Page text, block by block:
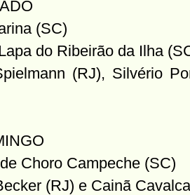
(SC)
do Ribeirão da Ilha
(RJ), Silvério
Choro Campeche (SC)
(RJ) e Cainã